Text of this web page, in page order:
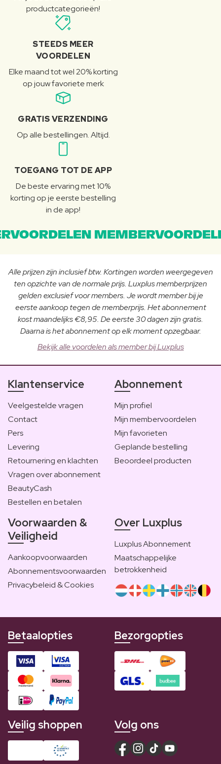
productcategorieën!
STEEDS MEER
VOORDELEN
Elke maand tot wel 20% korting
op jouw favoriete merk
GRATIS VERZENDING
Op alle bestellingen. Altijd.
TOEGANG TOT DE APP
De beste ervaring met 10%
korting op je eerste bestelling
in de app!
Alle prijzen zijn inclusief btw. Kortingen worden weergegeven
ten opzichte van de normale prijs. Luxplus memberprijzen
gelden exclusief voor members. Je wordt member bij je
eerste aankoop tegen de memberprijs. Het abonnement
kost maandelijks €8,95. De eerste 30 dagen zijn gratis.
Daarna is het abonnement op elk moment opzegbaar.
Bekijk alle voordelen als member bij Luxplus
Klantenservice
Veelgestelde vragen
Contact
Pers
Levering
Retournering en klachten
Vragen over abonnement
BeautyCash
Bestellen en betalen
Abonnement
Mijn profiel
Mijn membervoordelen
Mijn favorieten
Geplande bestelling
Beoordeel producten
Voorwaarden &
Veiligheid
Aankoopvoorwaarden
Abonnementsvoorwaarden
Privacybeleid & Cookies
Over Luxplus
Luxplus Abonnement
Maatschappelijke
betrokkenheid
Betaalopties Bezorgopties
Veilig shoppen Volg ons